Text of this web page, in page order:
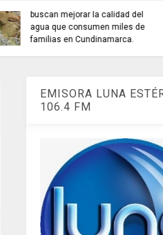
jueves 6 de agosto de
EMISORA LUNA
106.4 FM